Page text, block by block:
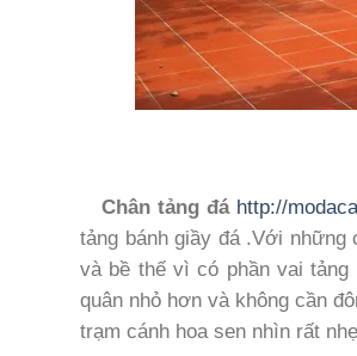
Chân tảng đá http://
tảng bánh giầy đá .Với những
và bề thế vì có phần vai
quân nhỏ hơn và không cần
trạm cánh hoa sen nhìn rất